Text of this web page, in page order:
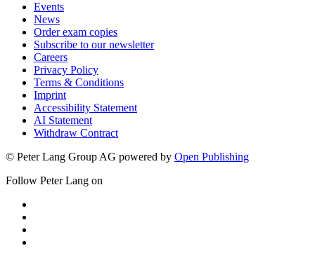
Events
News
Order exam copies
Subscribe to our newsletter
Careers
Privacy Policy
Terms & Conditions
Imprint
Accessibility Statement
AI Statement
Withdraw Contract
© Peter Lang Group AG powered by Open Publishing
Follow Peter Lang on